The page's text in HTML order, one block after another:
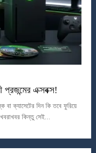
এক্সবক্স!
বা ক্যাসেটের দিন কি তবে ফুরিয়ে
কিন্তু সেই...